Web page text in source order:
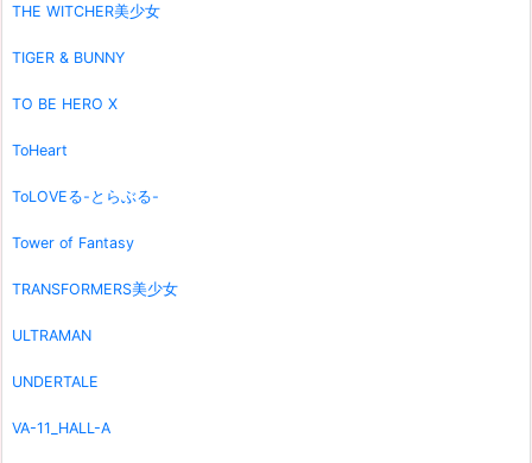
THE WITCHER美少女
TIGER & BUNNY
TO BE HERO X
ToHeart
ToLOVEる-とらぶる-
Tower of Fantasy
TRANSFORMERS美少女
ULTRAMAN
UNDERTALE
VA-11_HALL-A